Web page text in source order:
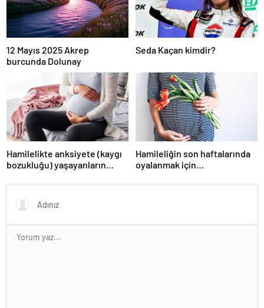
12 Mayıs 2025 Akrep
burcunda Dolunay
Seda Kaçan kimdir?
Hamilelikte anksiyete (kaygı
bozukluğu) yaşayanların
Hamileliğin son haftalarında
oyalanmak için…